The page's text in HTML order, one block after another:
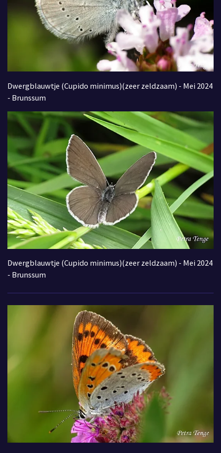
Dwergblauwtje (Cupido minimus)(zeer zeldzaam) - Mei 2024
- Brunssum
Dwergblauwtje (Cupido minimus)(zeer zeldzaam) - Mei 2024
- Brunssum